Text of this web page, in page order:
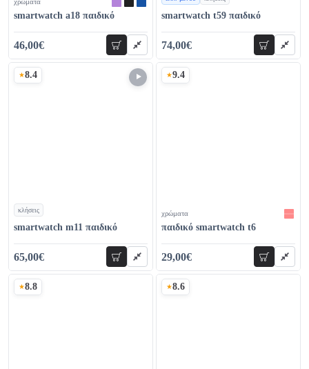
χρώματα
smartwatch a18 παιδικό
46,00€ προσθήκη
χρώματα
smartwatch t59 παιδικό
74,00€ προσθήκη
κλήσεις
Σκορ
8.4
χρώματα
smartwatch m11 παιδικό
65,00€ προσθήκη
Σκορ
9.4
χρώματα
παιδικό smartwatch t6
29,00€ προσθήκη
Σκορ
8.8 Σκορ
8.6